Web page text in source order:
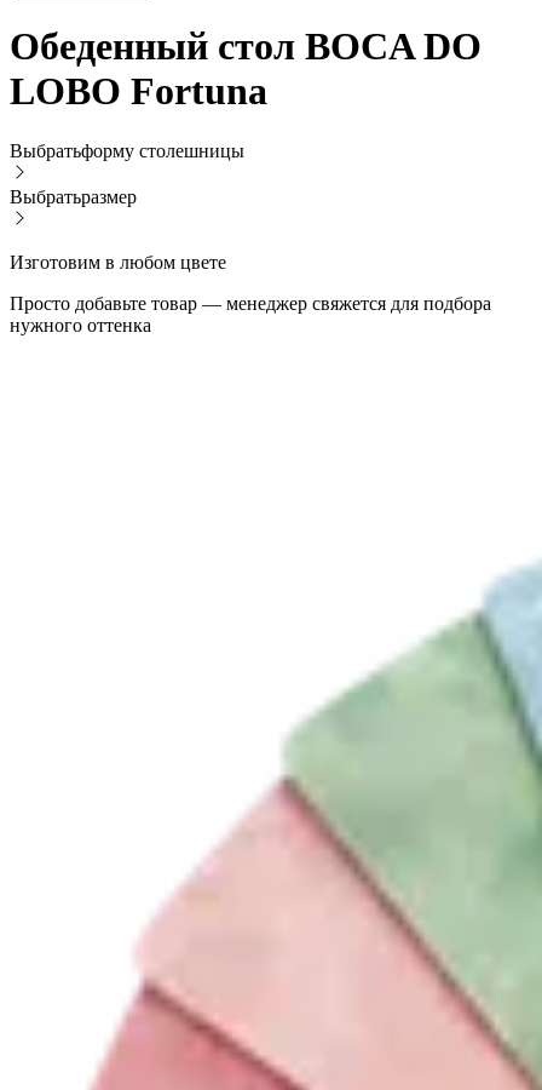
Обеденный стол BOCA DO
LOBO Fortuna
Выбратьформу столешницы
Выбратьразмер
Изготовим в любом цвете
Просто добавьте товар — менеджер свяжется для подбора
нужного оттенка